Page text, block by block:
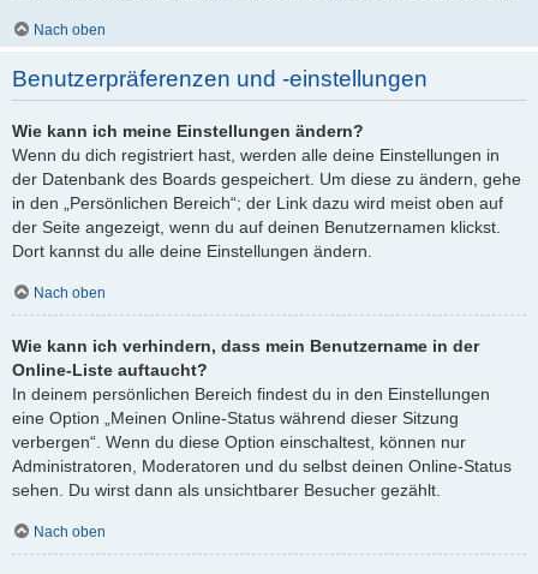
Nach oben
Benutzerpräferenzen und -einstellungen
Wie kann ich meine Einstellungen ändern?
Wenn du dich registriert hast, werden alle deine Einstellungen in
der Datenbank des Boards gespeichert. Um diese zu ändern, gehe
in den „Persönlichen Bereich“; der Link dazu wird meist oben auf
der Seite angezeigt, wenn du auf deinen Benutzernamen klickst.
Dort kannst du alle deine Einstellungen ändern.
Nach oben
Wie kann ich verhindern, dass mein Benutzername in der
Online-Liste auftaucht?
In deinem persönlichen Bereich findest du in den Einstellungen
eine Option „Meinen Online-Status während dieser Sitzung
verbergen“. Wenn du diese Option einschaltest, können nur
Administratoren, Moderatoren und du selbst deinen Online-Status
sehen. Du wirst dann als unsichtbarer Besucher gezählt.
Nach oben